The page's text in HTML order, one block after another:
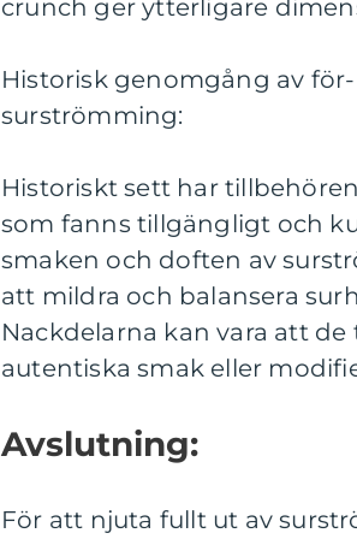
crunch ger ytterligare
Historisk genomgång av
surströmming:
Historiskt sett har
som fanns tillgängligt och
smaken och doften av
att mildra och balansera
Nackdelarna kan vara att
autentiska smak eller
Avslutning:
För att njuta fullt ut av